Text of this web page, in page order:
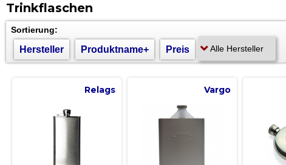
Trinkflaschen
Sortierung:
Hersteller Produktname+ Preis
Relags Vargo